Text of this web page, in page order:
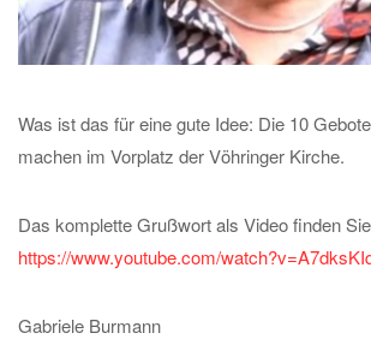
Was ist das für eine gute Idee: Die 10
machen im Vorplatz der Vöhringer Kirche.
Das komplette Grußwort als Video finden
https://www.youtube.com/
Gabriele Burmann